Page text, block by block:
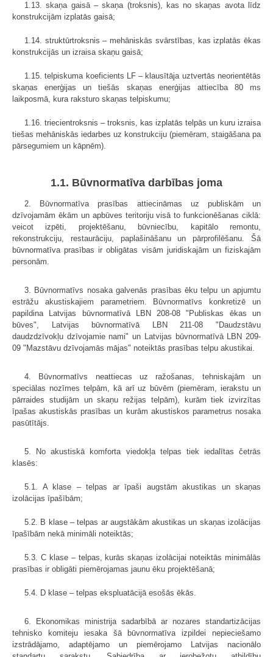
1.13. skaņa gaisā – skaņa (troksnis), kas no skaņas avota līdz
konstrukcijām izplatās gaisā;
1.14. struktūrtroksnis – mehāniskās svārstības, kas izplatās ēkas
konstrukcijās un izraisa skaņu gaisā;
1.15. telpiskuma koeficients LF – klausītāja uztvertās neorientētās
skaņas enerģijas un tiešās skaņas enerģijas attiecība 80 ms
laikposmā, kura raksturo skaņas telpiskumu;
1.16. triecientroksnis – troksnis, kas izplatās telpās un kuru izraisa
tiešas mehāniskās iedarbes uz konstrukciju (piemēram, staigāšana pa
pārsegumiem un kāpnēm).
1.1. Būvnormatīva darbības joma
2. Būvnormatīva prasības attiecināmas uz publiskām un
dzīvojamām ēkām un apbūves teritoriju visā to funkcionēšanas ciklā:
veicot izpēti, projektēšanu, būvniecību, kapitālo remontu,
rekonstrukciju, restaurāciju, paplašināšanu un pārprofilēšanu. Šā
būvnormatīva prasības ir obligātas visām juridiskajām un fiziskajām
personām.
3. Būvnormatīvs nosaka galvenās prasības ēku telpu un apjumtu
estrāžu akustiskajiem parametriem. Būvnormatīvs konkretizē un
papildina Latvijas būvnormatīvā LBN 208-08 "Publiskas ēkas un
būves", Latvijas būvnormatīvā LBN 211-08 "Daudzstāvu
daudzdzīvokļu dzīvojamie nami" un Latvijas būvnormatīvā LBN 209-
09 "Mazstāvu dzīvojamās mājas" noteiktās prasības telpu akustikai.
4. Būvnormatīvs neattiecas uz ražošanas, tehniskajām un
speciālas nozīmes telpām, kā arī uz būvēm (piemēram, ierakstu un
pārraides studijām un skaņu režijas telpām), kurām tiek izvirzītas
īpašas akustiskās prasības un kurām akustiskos parametrus nosaka
pasūtītājs.
5. No akustiskā komforta viedokļa telpas tiek iedalītas četrās
klasēs:
5.1. A klase – telpas ar īpaši augstām akustikas un skaņas
izolācijas īpašībām;
5.2. B klase – telpas ar augstākām akustikas un skaņas izolācijas
īpašībām nekā minimāli noteiktās;
5.3. C klase – telpas, kurās skaņas izolācijai noteiktās minimālās
prasības ir obligāti piemērojamas jaunu ēku projektēšanā;
5.4. D klase – telpas ekspluatācijā esošās ēkās.
6. Ekonomikas ministrija sadarbībā ar nozares standartizācijas
tehnisko komiteju iesaka šā būvnormatīva izpildei nepieciešamo
izstrādājamo, adaptējamo un piemērojamo Latvijas nacionālo